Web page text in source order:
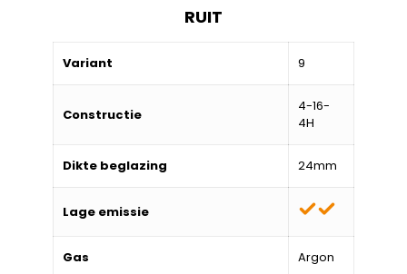
RUIT
Variant 9
Constructie
4-16-
4H
Dikte beglazing 24mm
Lage emissie
Gas Argon